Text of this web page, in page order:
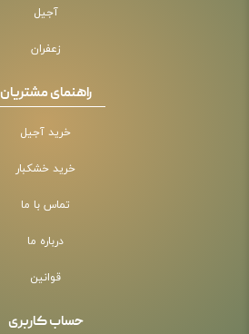
آجیل
زعفران
راهنمای مشتریان
خرید آجیل
خرید خشکبار
تماس با ما
درباره ما
قوانین
حساب کاربری